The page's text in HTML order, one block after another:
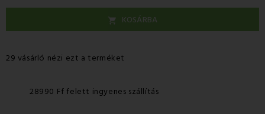
 KOSÁRBA
29 vásárló nézi ezt a terméket
28990 Ff felett ingyenes szállítás